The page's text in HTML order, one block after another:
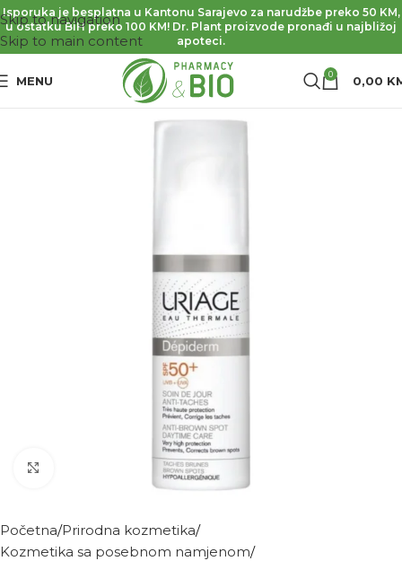
Skip to navigation
Skip to main content
Isporuka je besplatna u Kantonu Sarajevo za narudžbe preko 50 KM,
u ostatku BiH preko 100 KM! Dr. Plant proizvode pronađi u najbližoj
apoteci.
MENU 0 0,00
Kliknite za povećanje
Početna Prirodna kozmetika
Kozmetika sa posebnom namjenom